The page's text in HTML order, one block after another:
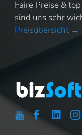
Faire Preise &
sind uns sehr
Preisübersicht →